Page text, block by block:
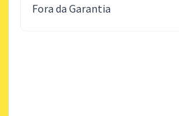
Fora da Garantia